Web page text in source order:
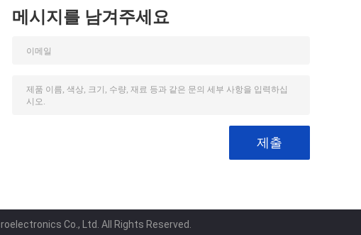
메시지를 남겨주세요
Co., Ltd. All Rights Reserved.